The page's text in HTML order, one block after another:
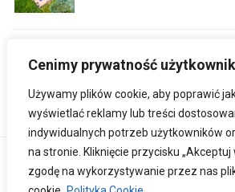
Cenimy prywatność
Używamy plików cookie, aby poprawić
wyświetlać reklamy lub treści
indywidualnych potrzeb użytkowników
na stronie. Kliknięcie przycisku
zgodę na wykorzystywanie przez nas
Zdrowych i Wesołych
Copyright © 2024Ośrodek
Niepełnosprawnych w Tomaszowie